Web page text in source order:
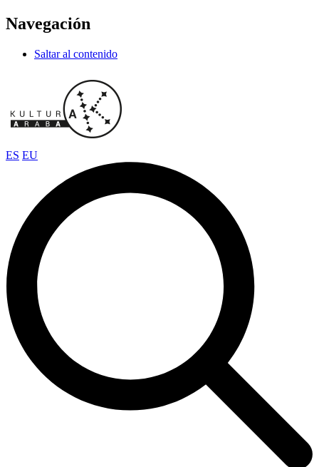
Navegación
Saltar al contenido
ES EU